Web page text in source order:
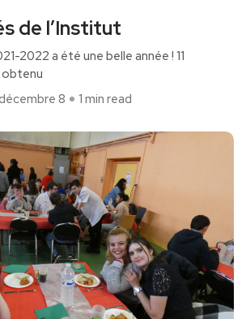
de l’Institut
2022 a été une belle année ! 11
obtenu
8 1 min read